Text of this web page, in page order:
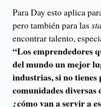
Para Day esto aplica
pero también para las
encontrar talento,
“Los emprendedores
del mundo un mejor
industrias, si no tienes
comunidades diversas
¿cómo van a servir a